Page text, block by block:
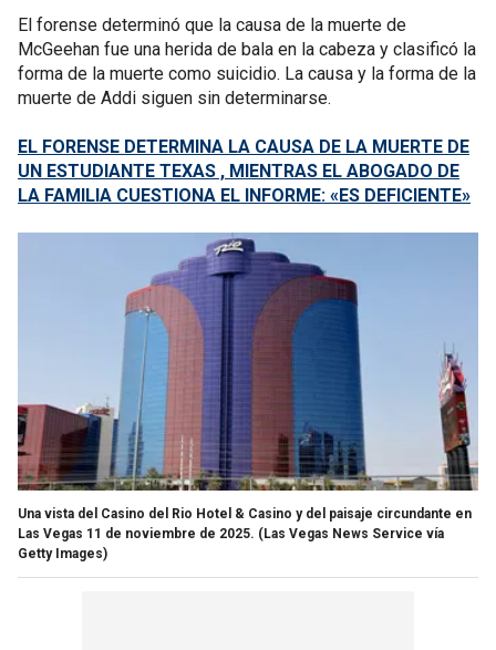
El forense determinó que la causa de la muerte de
McGeehan fue una herida de bala en la cabeza y clasificó la
forma de la muerte como suicidio. La causa y la forma de la
muerte de Addi siguen sin determinarse.
EL FORENSE DETERMINA LA CAUSA DE LA MUERTE DE
UN ESTUDIANTE TEXAS , MIENTRAS EL ABOGADO DE
LA FAMILIA CUESTIONA EL INFORME: «ES DEFICIENTE»
Una vista del Casino del Rio Hotel & Casino y del paisaje circundante en
Las Vegas 11 de noviembre de 2025. (Las Vegas News Service vía
Getty Images)